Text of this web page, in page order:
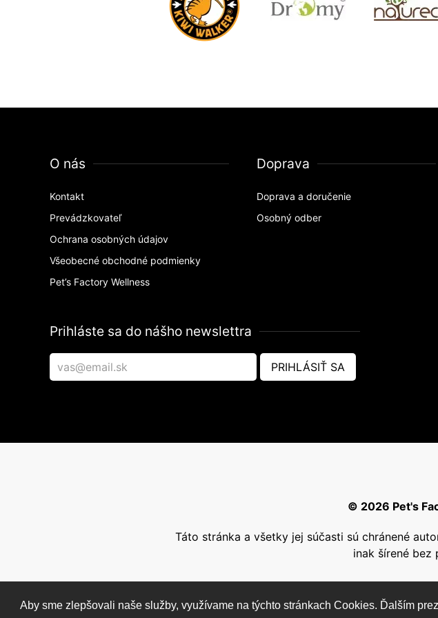
Aby sme zlepšovali naše služby, využívame na týchto stránkach Cookies. Ďalším
O nás
Kontakt
Prevádzkovateľ
Ochrana osobných údajov
Všeobecné obchodné podmienky
Pet’s Factory Wellness
Doprava
Doprava a doručenie
Osobný odber
Prihláste sa do nášho newslettra
PRIHLÁSIŤ SA
© 2026 Pet's
Táto stránka a všetky jej súčasti sú chránené
inak šírené bez